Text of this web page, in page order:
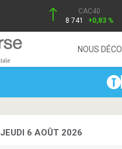
CAC40
8 741
+0,83 %
NOUS
JEUDI 6 AOÛT 2026